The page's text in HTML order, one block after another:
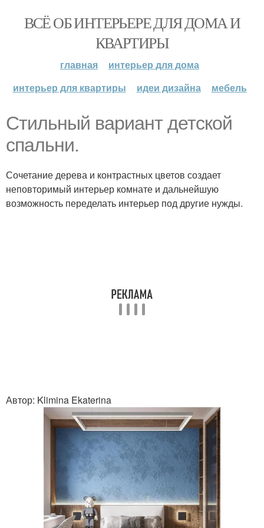
ВСЁ ОБ ИНТЕРЬЕРЕ ДЛЯ ДОМА И
КВАРТИРЫ
главная
интерьер для дома
интерьер для квартиры
идеи дизайна мебель
Стильный вариант детской
спальни.
Сочетание дерева и контрастных цветов создает
неповторимый интерьер комнате и дальнейшую
возможность переделать интерьер под другие нужды.
Автор: Klimina Ekaterina